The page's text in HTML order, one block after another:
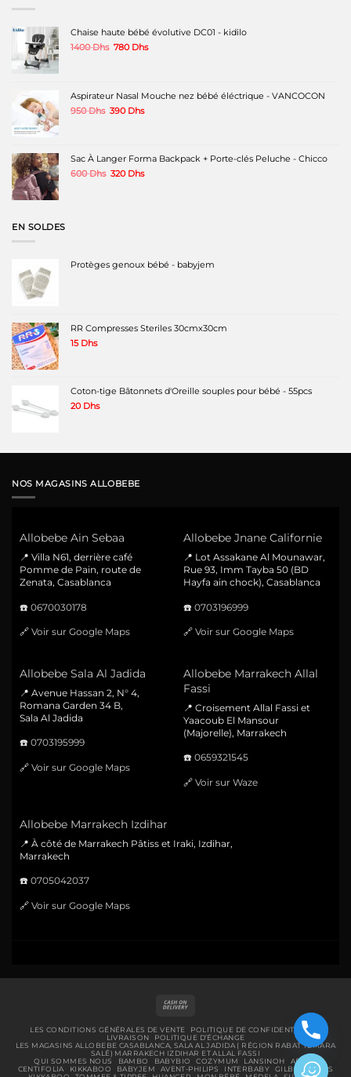
Chaise haute bébé évolutive DC01 - kidilo
1400Dhs Le
1400 Dhs.
780 DhsLe
780 Dhs.
Aspirateur Nasal Mouche nez bébé éléctrique - VANCOCON
950Dhs Le
950 Dhs.
390 DhsLe
390 Dhs.
Sac À Langer Forma Backpack + Porte-clés Peluche - Chicco
600Dhs Le
320 DhsLe
EN SOLDES
Protèges genoux bébé - babyjem
RR Compresses Steriles 30cmx30cm
15 Dhs
Coton-tige Bâtonnets d'Oreille souples pour bébé - 55pcs
20 Dhs
NOS MAGASINS ALLOBEBE
Allobebe Ain Sebaa
📍 Villa N61, derrière café
Pomme de Pain, route de
Zenata, Casablanca
☎️ 0670030178
🔗 Voir sur Google Maps
Allobebe Jnane Californie
📍 Lot Assakane Al Mounawar,
Rue 93, Imm Tayba 50 (BD
Hayfa ain chock), Casablanca
☎️ 0703196999
🔗 Voir sur Google Maps
Allobebe Sala Al Jadida
📍 Avenue Hassan 2, N° 4,
Romana Garden 34 B,
Sala Al Jadida
☎️ 0703195999
🔗 Voir sur Google Maps
Allobebe Marrakech Allal
Fassi
📍 Croisement Allal Fassi et
Yaacoub El Mansour
(Majorelle), Marrakech
☎️ 0659321545
🔗 Voir sur Waze
Allobebe Marrakech Izdihar
📍 À côté de Marrakech Pâtiss et Iraki, Izdihar,
Marrakech
☎️ 0705042037
🔗 Voir sur Google Maps
Delivery
LES CONDITIONS GÉNÉRALES DE VENTE
POLITIQUE DE CONFIDENTIALITÉ
LIVRAISON
POLITIQUE D’ÉCHANGE
LES MAGASINS ALLOBEBE CASABLANCA, SALA AL JADIDA ( RÉGION RABAT TEMARA
SALÉ) MARRAKECH IZDIHAR ET ALLAL FASSI
QUI SOMMES NOUS
BAMBO BABYBIO COZYMUM LANSINOH
ABENA
CENTIFOLIA
KIKKABOO BABYJEM AVENT-PHILIPS INTERBABY GILBERT
BIBS